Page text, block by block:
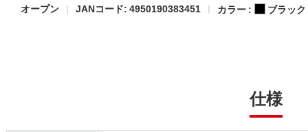
オープン JANコード: 4950190383451 カラー : ブラック
仕様